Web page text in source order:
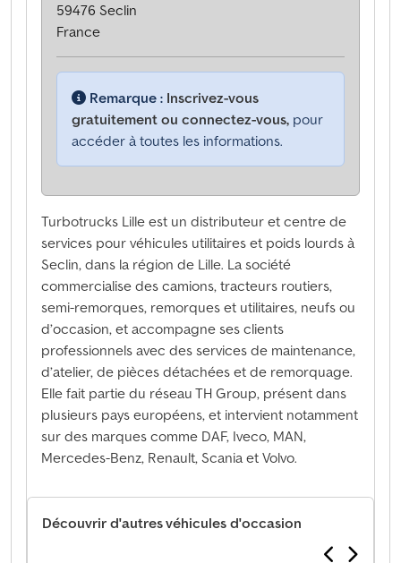
Turbotrucks Lille est un distributeur et centre de
services pour véhicules utilitaires et poids lourds à
Seclin, dans la région de Lille. La société
commercialise des camions, tracteurs routiers,
semi-remorques, remorques et utilitaires, neufs ou
d’occasion, et accompagne ses clients
professionnels avec des services de maintenance,
d’atelier, de pièces détachées et de remorquage.
Elle fait partie du réseau TH Group, présent dans
plusieurs pays européens, et intervient notamment
sur des marques comme DAF, Iveco, MAN,
Mercedes-Benz, Renault, Scania et Volvo.
59476 Seclin
France
Remarque : Inscrivez-vous
gratuitement ou connectez-vous, pour
accéder à toutes les informations.
Découvrir d'autres véhicules d'occasion